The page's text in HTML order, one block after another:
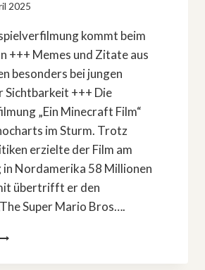
2025
kommt beim
+++ Memes und Zitate aus
besonders bei jungen
Sichtbarkeit +++ Die
„Ein Minecraft Film“
im Sturm. Trotz
erzielte der Film am
Nordamerika 58 Millionen
übertrifft er den
Super Mario Bros….
»EIN